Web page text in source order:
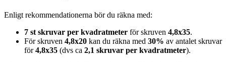
Enligt rekommendationerna bör du räkna med:
7 st skruvar per kvadratmeter för skruven 4,8x35.
För skruven 4,8x20 kan du räkna med 30% av antalet skruvar
för4,8x35 (dvs ca 2,1 skruvar per kvadratmeter).